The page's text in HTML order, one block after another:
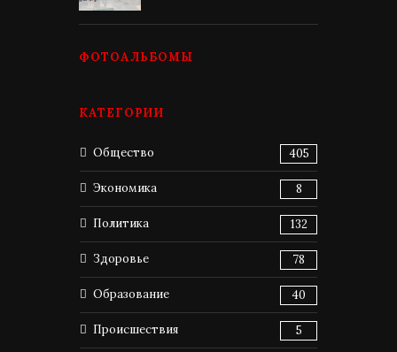
ФОТОАЛЬБОМЫ
КАТЕГОРИИ
Общество 405
Экономика 8
Политика 132
Здоровье 78
Образование 40
Происшествия 5